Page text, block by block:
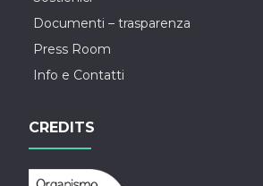
Documenti – trasparenza
Press Room
Info e Contatti
CREDITS